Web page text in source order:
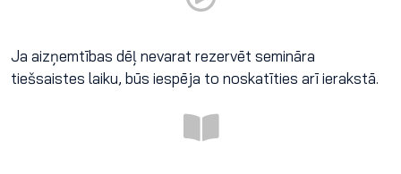
Ja aizņemtības dēļ nevarat rezervēt semināra
tiešsaistes laiku, būs iespēja to noskatīties arī ierakstā.